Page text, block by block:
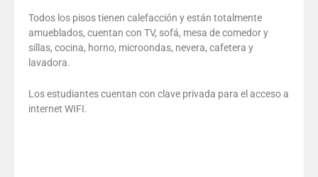
Todos los pisos tienen calefacción y están totalmente
amueblados, cuentan con TV, sofá, mesa de comedor y
sillas, cocina, horno, microondas, nevera, cafetera y
lavadora.
Los estudiantes cuentan con clave privada para el acceso a
internet WIFI.